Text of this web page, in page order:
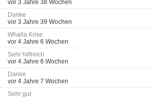
vor 3 Jahre 38 Wochen
Danke
vor 3 Jahre 39 Wochen
Whalla Krise
vor 4 Jahre 6 Wochen
Sehr hilfreich
vor 4 Jahre 6 Wochen
Danke
vor 4 Jahre 7 Wochen
Sehr gut